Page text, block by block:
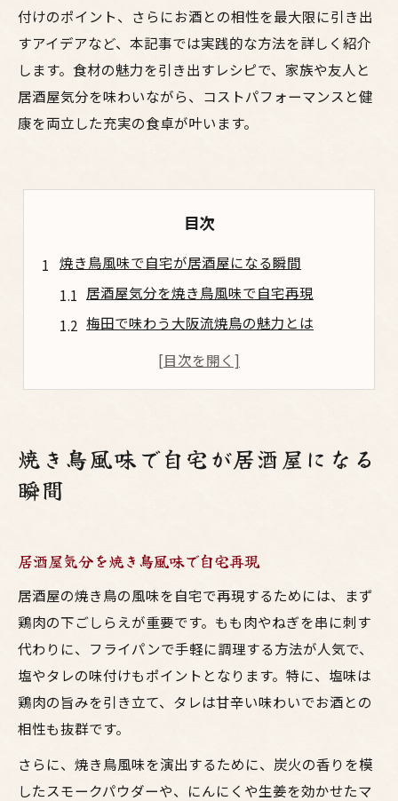
付けのポイント、さらにお酒との相性を最大限に引き出
すアイデアなど、本記事では実践的な方法を詳しく紹介
します。食材の魅力を引き出すレシピで、家族や友人と
居酒屋気分を味わいながら、コストパフォーマンスと健
康を両立した充実の食卓が叶います。
目次
焼き鳥風味で自宅が居酒屋になる瞬間
居酒屋気分を焼き鳥風味で自宅再現
梅田で味わう大阪流焼鳥の魅力とは
鶏料理でお酒が進む食卓の工夫ポイント
梅田流焼鳥レシピで鶏料理を格上げ
鶏肉を活かした焼鳥風味の調理テクニック
自宅で梅田風焼き鳥を簡単再現するコツ
大阪流の鳥料理をフライパンで手軽に
フライパンで作る大阪流焼鳥風味レシピ
鶏料理とお酒の相性を簡単調理で実感
居酒屋の味を家庭で再現する焼き鳥術
梅田風焼鳥が自宅で手軽に楽しめる秘訣
焼き鳥風味で自宅が居酒屋になる
瞬間
居酒屋気分を焼き鳥風味で自宅再現
居酒屋の焼き鳥の風味を自宅で再現するためには、まず
鶏肉の下ごしらえが重要です。もも肉やねぎを串に刺す
代わりに、フライパンで手軽に調理する方法が人気で、
塩やタレの味付けもポイントとなります。特に、塩味は
鶏肉の旨みを引き立て、タレは甘辛い味わいでお酒との
相性も抜群です。
さらに、焼き鳥風味を演出するために、炭火の香りを模
したスモークパウダーや、にんにくや生姜を効かせたマ